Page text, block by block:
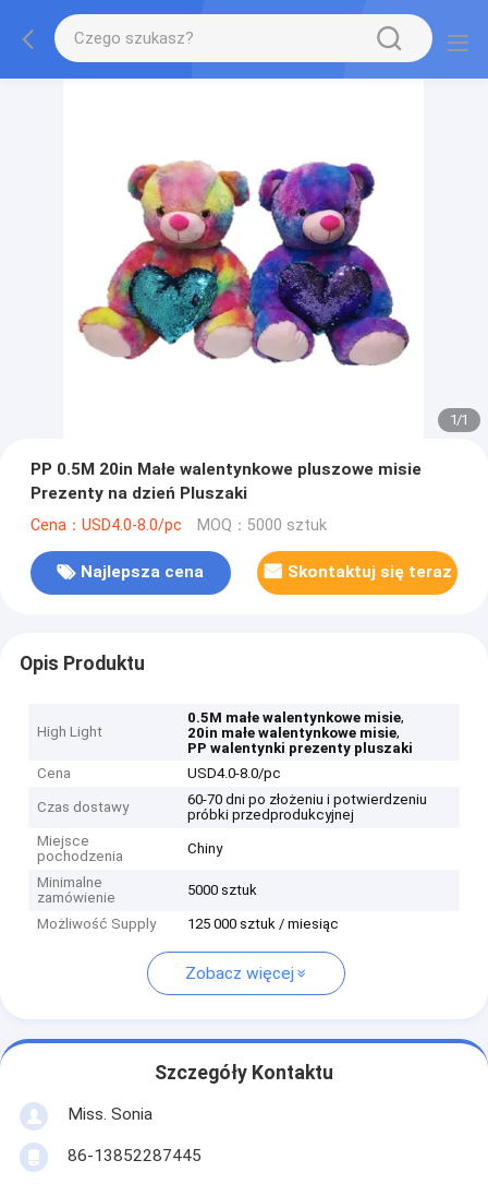
1/1
PP 0.5M 20in Małe walentynkowe pluszowe misie
Prezenty na dzień Pluszaki
Cena：USD4.0-8.0/pc MOQ：5000 sztuk
Najlepsza cena Skontaktuj się teraz
Opis Produktu
High Light
0.5M małe walentynkowe misie,
20in małe walentynkowe misie,
PP walentynki prezenty pluszaki
Cena
USD4.0-8.0/pc
Czas dostawy
60-70 dni po złożeniu i potwierdzeniu
próbki przedprodukcyjnej
Miejsce
pochodzenia
Chiny
Minimalne
zamówienie
5000 sztuk
Możliwość Supply 125 000 sztuk / miesiąc
Zobacz więcej
Szczegóły Kontaktu
Miss. Sonia
86-13852287445